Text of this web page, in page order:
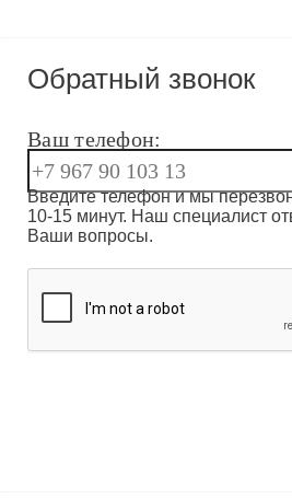
Обратный звонок
Ваш телефон:
Введите телефон и мы
10-15 минут. Наш специалист
Ваши вопросы.